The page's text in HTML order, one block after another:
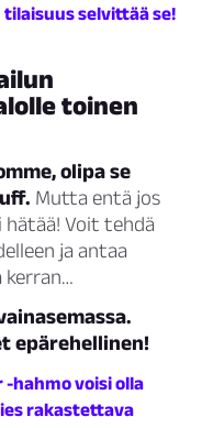
selvittää se!
toinen
olipa se
Mutta entä jos
Voit tehdä
ja antaa
kerran…
epärehellinen!
hahmo voisi olla
rakastettava